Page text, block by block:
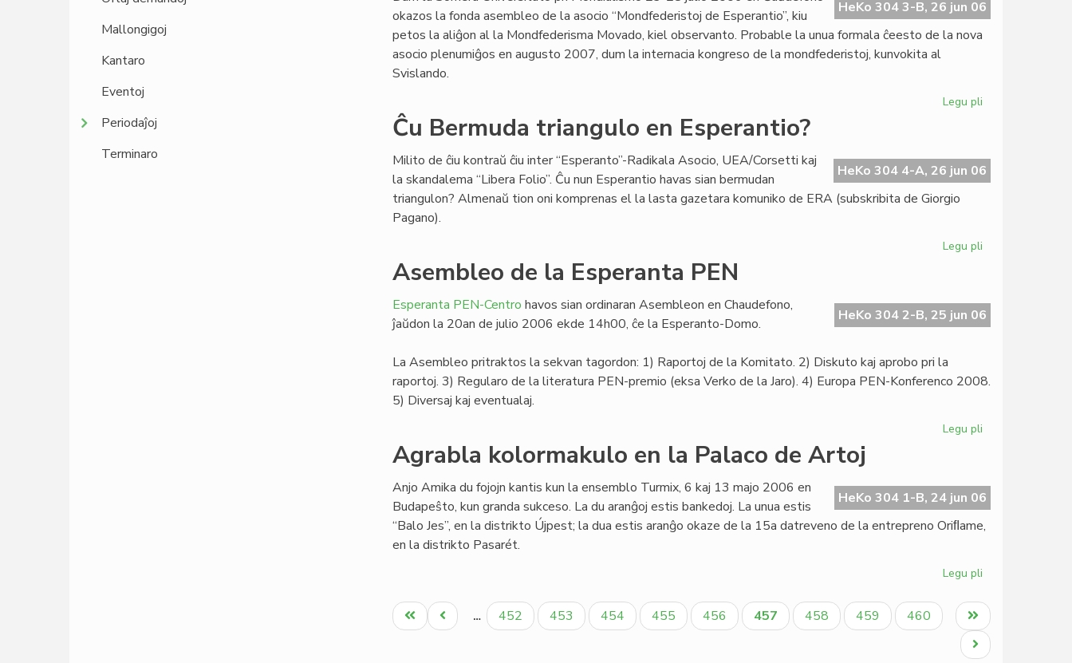
de
la
HeKo 304 3-B, 26 jun 06
okazos la fonda asembleo de la asocio “Mondfederistoj de Esperantio”, kiu
petos la aliĝon al la Mondfederisma Movado, kiel observanto. Probable la unua formala ĉeesto de la nova
asocio plenumiĝos en augusto 2007, dum la internacia kongreso de la mondfederistoj, kunvokita al
Svislando.
Legu pli
la
monfederisma
Ĉu Bermuda triangulo en Esperantio?
HeKo 304 4-A, 26 jun 06
Milito de ĉiu kontraŭ ĉiu inter “Esperanto”-Radikala Asocio, UEA/Corsetti kaj
la skandalema “Libera Folio”. Ĉu nun Esperantio havas sian bermudan
triangulon? Almenaŭ tion oni komprenas el la lasta gazetara komuniko de ERA (subskribita de Giorgio
Pagano).
Legu pli
en
Esperantio?
Asembleo de la Esperanta PEN
HeKo 304 2-B, 25 jun 06
Esperanta PEN-Centro havos sian ordinaran Asembleon en Chaudefono,
ĵaŭdon la 20an de julio 2006 ekde 14h00, ĉe la Esperanto-Domo.
La Asembleo pritraktos la sekvan tagordon: 1) Raportoj de la Komitato. 2) Diskuto kaj aprobo pri la
raportoj. 3) Regularo de la literatura PEN-premio (eksa Verko de la Jaro). 4) Europa PEN-Konferenco 2008.
5) Diversaj kaj eventualaj.
Legu pli
Esperanta
PEN
Agrabla kolormakulo en la Palaco de Artoj
HeKo 304 1-B, 24 jun 06
Anjo Amika du fojojn kantis kun la ensemblo Turmix, 6 kaj 13 majo 2006 en
Budapeŝto, kun granda sukceso. La du aranĝoj estis bankedoj. La unua estis
“Balo Jes”, en la distrikto Újpest; la dua estis aranĝo okaze de la 15a datreveno de la entrepreno Oriﬂame,
en la distrikto Pasarét.
Legu pli
kolormakulo
en
la
Palaco
Pagination
Unua
paĝo
Antaŭa
paĝo
… Paĝo
452 Paĝo
453 Paĝo
454 Paĝo
455 Paĝo
456
Aktuala
paĝo
457 Paĝo
458 Paĝo
459 Paĝo
460
Last
page
Next
Mallongigoj
Kantaro
Eventoj
Periodaĵoj
Terminaro